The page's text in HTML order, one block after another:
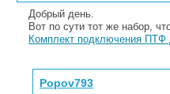
Добрый день.
Вот по сути тот же набор,
Комплект подключения ПТФ
Popov793